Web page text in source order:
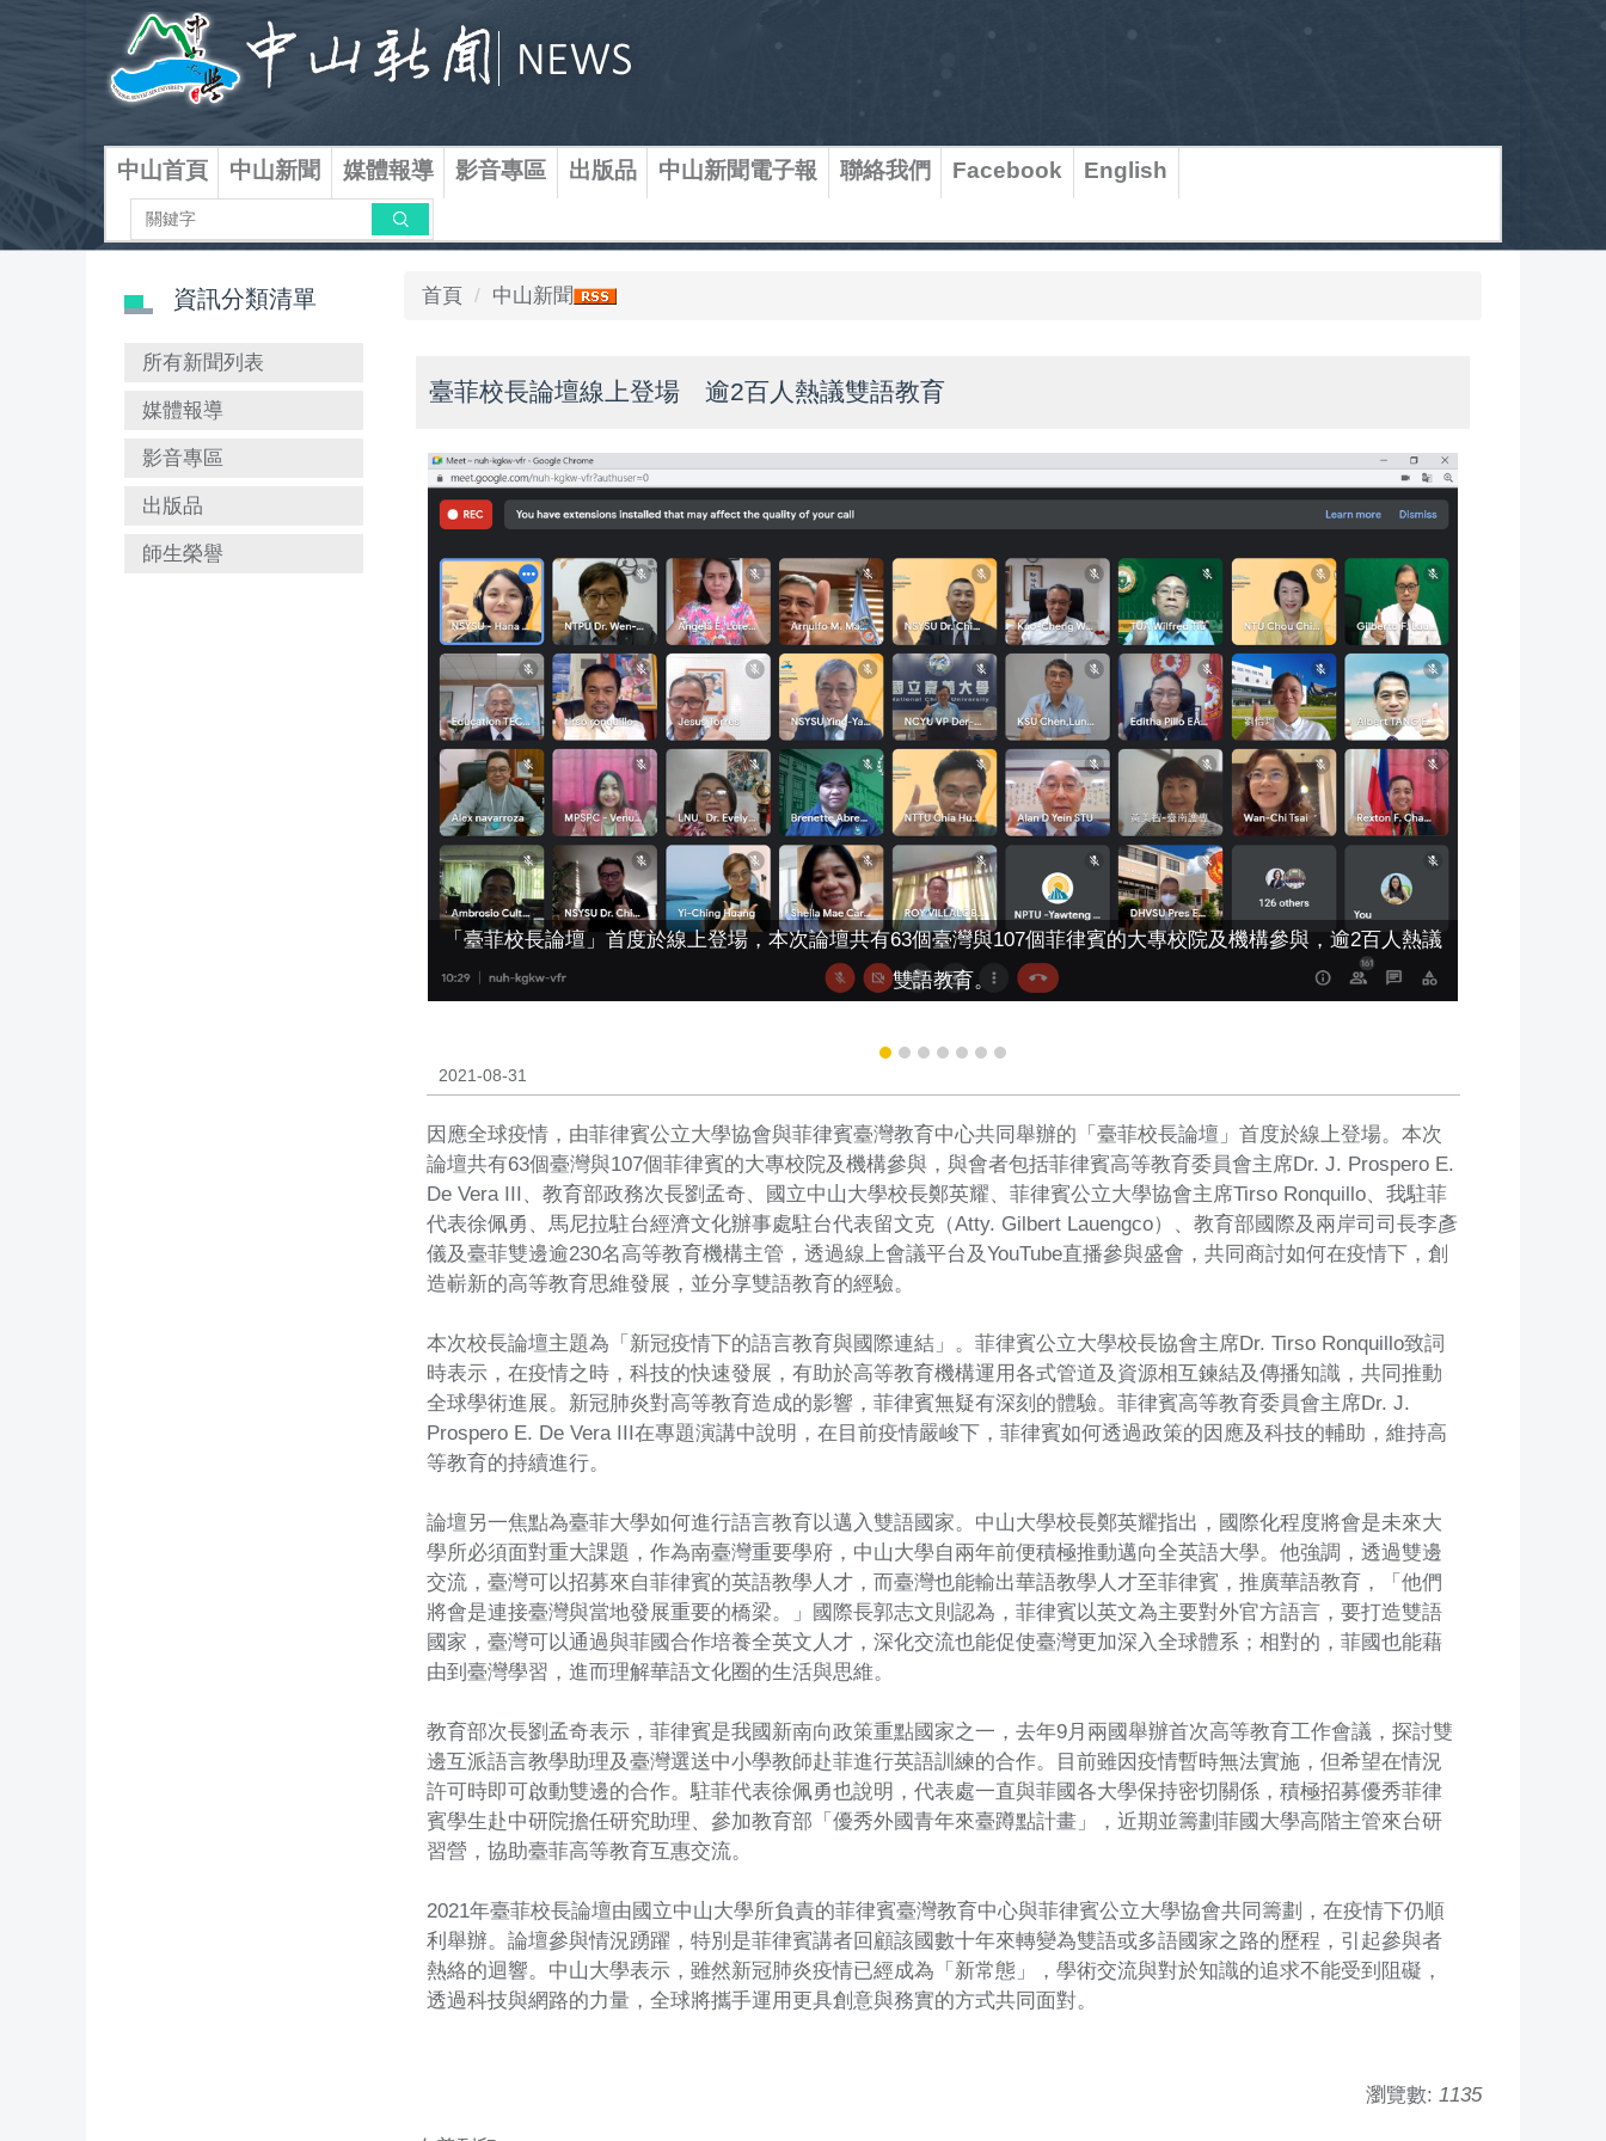
區
中山首頁 中山新聞 媒體報導 影音專區 出版品 中山新聞電子報 聯絡我們 Facebook English
搜尋
資訊分類清單
所有新聞列表
媒體報導
影音專區
出版品
師生榮譽
首頁 中山新聞
臺菲校長論壇線上登場 逾2百人熱議雙語教育
「臺菲校長論壇」首度於線上登場，本次論壇共有63個臺灣與107個菲律賓的大專校院及機構參與，逾2百人熱議
雙語教育。
2021-08-31
因應全球疫情，由菲律賓公立大學協會與菲律賓臺灣教育中心共同舉辦的「臺菲校長論壇」首度於線上登場。本次
論壇共有63個臺灣與107個菲律賓的大專校院及機構參與，與會者包括菲律賓高等教育委員會主席Dr. J. Prospero E.
De Vera III、教育部政務次長劉孟奇、國立中山大學校長鄭英耀、菲律賓公立大學協會主席Tirso Ronquillo、我駐菲
代表徐佩勇、馬尼拉駐台經濟文化辦事處駐台代表留文克（Atty. Gilbert Lauengco）、教育部國際及兩岸司司長李彥
儀及臺菲雙邊逾230名高等教育機構主管，透過線上會議平台及YouTube直播參與盛會，共同商討如何在疫情下，創
造嶄新的高等教育思維發展，並分享雙語教育的經驗。
本次校長論壇主題為「新冠疫情下的語言教育與國際連結」。菲律賓公立大學校長協會主席Dr. Tirso Ronquillo致詞
時表示，在疫情之時，科技的快速發展，有助於高等教育機構運用各式管道及資源相互鍊結及傳播知識，共同推動
全球學術進展。新冠肺炎對高等教育造成的影響，菲律賓無疑有深刻的體驗。菲律賓高等教育委員會主席Dr. J.
Prospero E. De Vera III在專題演講中說明，在目前疫情嚴峻下，菲律賓如何透過政策的因應及科技的輔助，維持高
等教育的持續進行。
論壇另一焦點為臺菲大學如何進行語言教育以邁入雙語國家。中山大學校長鄭英耀指出，國際化程度將會是未來大
學所必須面對重大課題，作為南臺灣重要學府，中山大學自兩年前便積極推動邁向全英語大學。他強調，透過雙邊
交流，臺灣可以招募來自菲律賓的英語教學人才，而臺灣也能輸出華語教學人才至菲律賓，推廣華語教育，「他們
將會是連接臺灣與當地發展重要的橋梁。」國際長郭志文則認為，菲律賓以英文為主要對外官方語言，要打造雙語
國家，臺灣可以通過與菲國合作培養全英文人才，深化交流也能促使臺灣更加深入全球體系；相對的，菲國也能藉
由到臺灣學習，進而理解華語文化圈的生活與思維。
教育部次長劉孟奇表示，菲律賓是我國新南向政策重點國家之一，去年9月兩國舉辦首次高等教育工作會議，探討雙
邊互派語言教學助理及臺灣選送中小學教師赴菲進行英語訓練的合作。目前雖因疫情暫時無法實施，但希望在情況
許可時即可啟動雙邊的合作。駐菲代表徐佩勇也說明，代表處一直與菲國各大學保持密切關係，積極招募優秀菲律
賓學生赴中研院擔任研究助理、參加教育部「優秀外國青年來臺蹲點計畫」，近期並籌劃菲國大學高階主管來台研
習營，協助臺菲高等教育互惠交流。
2021年臺菲校長論壇由國立中山大學所負責的菲律賓臺灣教育中心與菲律賓公立大學協會共同籌劃，在疫情下仍順
利舉辦。論壇參與情況踴躍，特別是菲律賓講者回顧該國數十年來轉變為雙語或多語國家之路的歷程，引起參與者
熱絡的迴響。中山大學表示，雖然新冠肺炎疫情已經成為「新常態」，學術交流與對於知識的追求不能受到阻礙，
透過科技與網路的力量，全球將攜手運用更具創意與務實的方式共同面對。
瀏覽數: 1135